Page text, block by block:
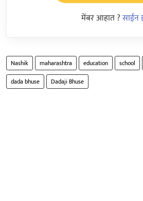
मेंबर आहात ?साईन
Nashik maharashtra education school
dada bhuse
Dadaji Bhuse